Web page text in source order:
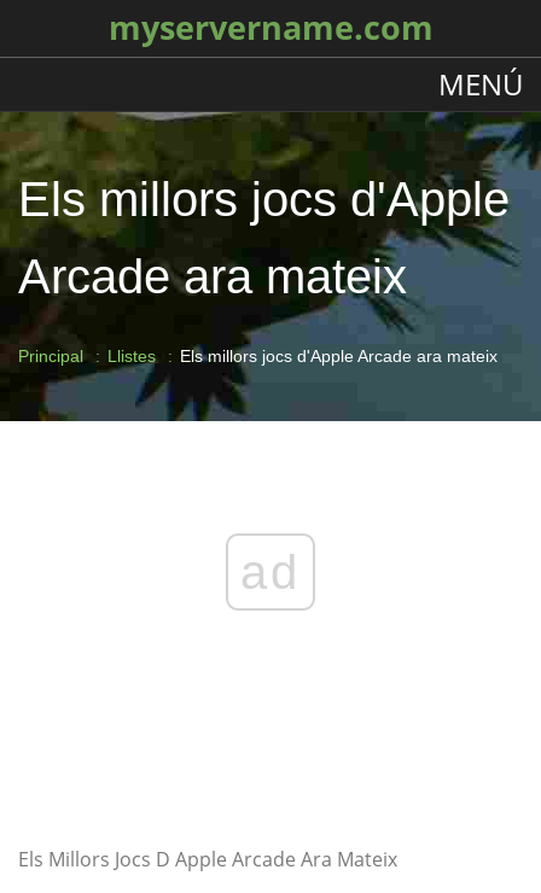
myservername.com
MENÚ
Els millors jocs d'Apple
Arcade ara mateix
Principal Llistes Els millors jocs d'Apple Arcade ara mateix
ad
Els Millors Jocs D Apple Arcade Ara Mateix